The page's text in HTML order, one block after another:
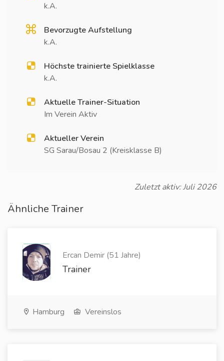
k.A.
Bevorzugte Aufstellung
k.A.
Höchste trainierte Spielklasse
k.A.
Aktuelle Trainer-Situation
Im Verein Aktiv
Aktueller Verein
SG Sarau/Bosau 2 (Kreisklasse B)
Zuletzt aktiv: Juli 2026
Ähnliche Trainer
Ercan Demir (51 Jahre)
Trainer
Hamburg Vereinslos